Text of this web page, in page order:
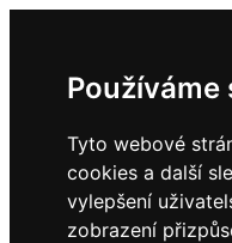
Tyto webové
cookies a další
vylepšení
zobrazení